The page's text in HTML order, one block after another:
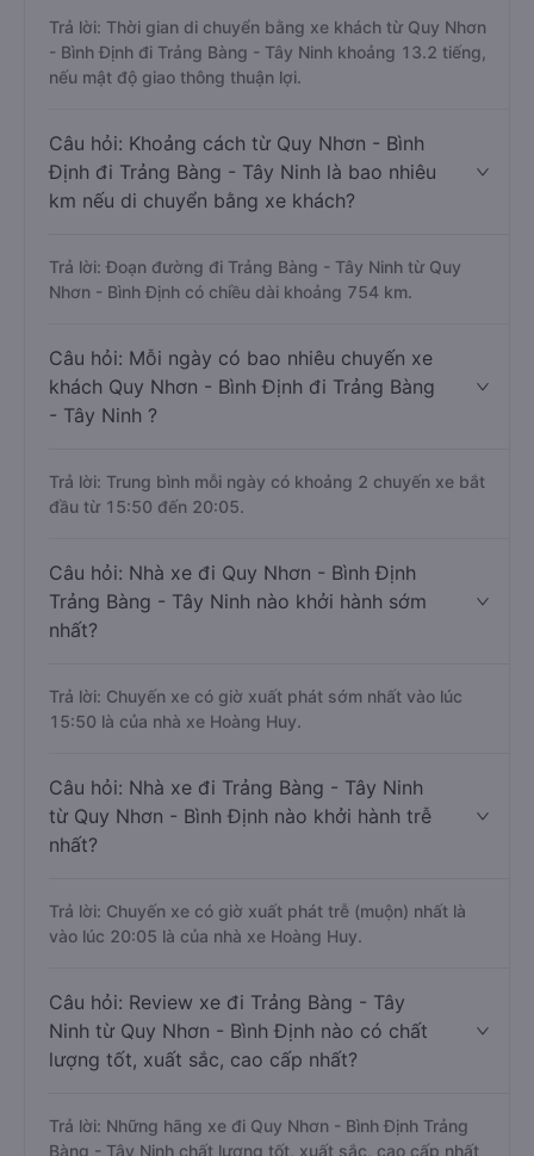
Trả lời: Thời gian di chuyển bằng xe khách từ Quy Nhơn
- Bình Định đi Trảng Bàng - Tây Ninh khoảng 13.2 tiếng,
nếu mật độ giao thông thuận lợi.
Câu hỏi: Khoảng cách từ Quy Nhơn - Bình
Định đi Trảng Bàng - Tây Ninh là bao nhiêu
km nếu di chuyển bằng xe khách?
Trả lời: Đoạn đường đi Trảng Bàng - Tây Ninh từ Quy
Nhơn - Bình Định có chiều dài khoảng 754 km.
Câu hỏi: Mỗi ngày có bao nhiêu chuyến xe
khách Quy Nhơn - Bình Định đi Trảng Bàng
- Tây Ninh ?
Trả lời: Trung bình mỗi ngày có khoảng 2 chuyến xe bắt
đầu từ 15:50 đến 20:05.
Câu hỏi: Nhà xe đi Quy Nhơn - Bình Định
Trảng Bàng - Tây Ninh nào khởi hành sớm
nhất?
Trả lời: Chuyến xe có giờ xuất phát sớm nhất vào lúc
15:50 là của nhà xe Hoàng Huy.
Câu hỏi: Nhà xe đi Trảng Bàng - Tây Ninh
từ Quy Nhơn - Bình Định nào khởi hành trễ
nhất?
Trả lời: Chuyến xe có giờ xuất phát trễ (muộn) nhất là
vào lúc 20:05 là của nhà xe Hoàng Huy.
Câu hỏi: Review xe đi Trảng Bàng - Tây
Ninh từ Quy Nhơn - Bình Định nào có chất
lượng tốt, xuất sắc, cao cấp nhất?
Trả lời: Những hãng xe đi Quy Nhơn - Bình Định Trảng
Bàng - Tây Ninh chất lượng tốt, xuất sắc, cao cấp nhất